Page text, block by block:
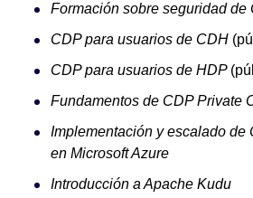
Formación sobre seguridad de
CDP para usuarios de CDH
CDP para usuarios de HDP
Fundamentos de CDP Private
Implementación y escalado de
en Microsoft Azure
Introducción a Apache Kudu